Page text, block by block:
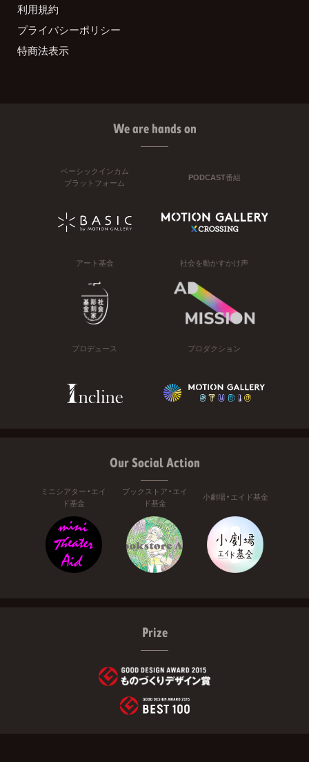
利用規約
プライバシーポリシー
特商法表示
We are hands on
ベーシックインカム
プラットフォーム
PODCAST番組
アート基金 社会を動かすかけ声
プロデュース プロダクション
Our Social Action
ミニシアター・エイ
ド基金
ブックストア・エイ
ド基金
小劇場・エイド基金
Prize